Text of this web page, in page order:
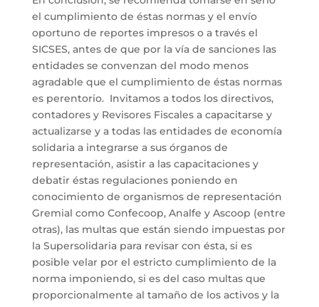
el cumplimiento de éstas normas y el envío
oportuno de reportes impresos o a través el
SICSES, antes de que por la vía de sanciones las
entidades se convenzan del modo menos
agradable que el cumplimiento de éstas normas
es perentorio. Invitamos a todos los directivos,
contadores y Revisores Fiscales a capacitarse y
actualizarse y a todas las entidades de economía
solidaria a integrarse a sus órganos de
representación, asistir a las capacitaciones y
debatir éstas regulaciones poniendo en
conocimiento de organismos de representación
Gremial como Confecoop, Analfe y Ascoop (entre
otras), las multas que están siendo impuestas por
la Supersolidaria para revisar con ésta, si es
posible velar por el estricto cumplimiento de la
norma imponiendo, si es del caso multas que
proporcionalmente al tamaño de los activos y la